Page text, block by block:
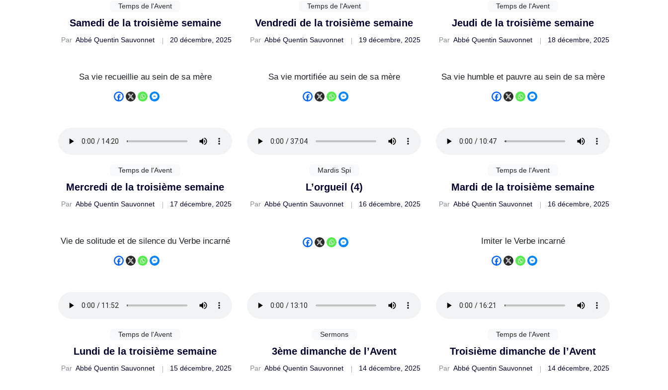
Temps de l'Avent
Samedi de la troisième semaine
Par Abbé Quentin Sauvonnet 20 décembre, 2025
Sa vie recueillie au sein de sa mère
Temps de l'Avent
Vendredi de la troisième semaine
Par Abbé Quentin Sauvonnet 19 décembre, 2025
Sa vie mortifiée au sein de sa mère
Temps de l'Avent
Jeudi de la troisième semaine
Par Abbé Quentin Sauvonnet 18 décembre, 2025
Sa vie humble et pauvre au sein de sa mère
Temps de l'Avent
Mercredi de la troisième semaine
Par Abbé Quentin Sauvonnet 17 décembre, 2025
Vie de solitude et de silence du Verbe incarné
Mardis Spi
L’orgueil (4)
Par Abbé Quentin Sauvonnet 16 décembre, 2025
Temps de l'Avent
Mardi de la troisième semaine
Par Abbé Quentin Sauvonnet 16 décembre, 2025
Imiter le Verbe incarné
Temps de l'Avent
Lundi de la troisième semaine
Par Abbé Quentin Sauvonnet 15 décembre, 2025
Sermons
3ème dimanche de l’Avent
Par Abbé Quentin Sauvonnet 14 décembre, 2025
Temps de l'Avent
Troisième dimanche de l’Avent
Par Abbé Quentin Sauvonnet 14 décembre, 2025